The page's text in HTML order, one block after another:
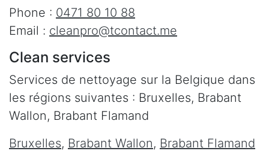
Phone : 0471 80 10 88
Email : cleanpro@tcontact.me
Clean services
Services de nettoyage sur la Belgique dans
les régions suivantes : Bruxelles, Brabant
Wallon, Brabant Flamand
Bruxelles, Brabant Wallon, Brabant Flamand